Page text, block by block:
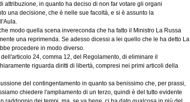
attribuzione, in quanto ha deciso di non far votare gli organi
una decisione, che è nelle sue facoltà, e si è assunto la
modo quella scena invereconda che ha fatto il Ministro La Russa
una reprimenda. Se adesso dicessi a lei quello che le ha detto La
procedere in modo diverso.
24, comma 12, del Regolamento, di eliminare il
riguarda diritti di libertà, compresi nei primi articoli della
del contingentamento in quanto sa benissimo che, per prassi,
chiedere l'ampliamento di un terzo, quindi è del tutto evidente